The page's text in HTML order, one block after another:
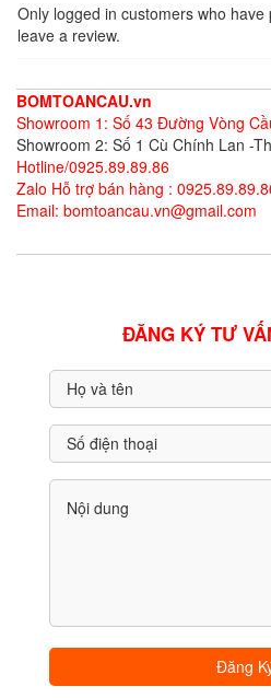
Only logged in customers who
leave a review.
BOMTOANCAU.vn
Showroom 1: Số 43 Đường Vòng
Showroom 2: Số 1 Cù Chính Lan -
Hotline/0925.89.89.86
Zalo Hỗ trợ bán hàng :
Email: bomtoancau.vn@gmail.com
ĐĂNG KÝ TƯ